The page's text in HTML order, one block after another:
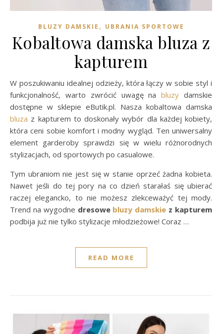
BLUZY DAMSKIE , UBRANIA SPORTOWE
Kobaltowa damska bluza z
kapturem
W poszukiwaniu idealnej odzieży, która łączy w sobie styl i
funkcjonalność, warto zwrócić uwagę nabluzy damskie
dostępne w sklepie eButik.pl. Nasza kobaltowa damska
bluza z kapturem to doskonały wybór dla każdej kobiety,
która ceni sobie komfort i modny wygląd. Ten uniwersalny
element garderoby sprawdzi się w wielu różnorodnych
stylizacjach, od sportowych po casualowe.
Tym ubraniom nie jest się w stanie oprzeć żadna kobieta.
Nawet jeśli do tej pory na co dzień starałaś się ubierać
raczej elegancko, to nie możesz zlekceważyć tej mody.
Trend na wygodne dresowe bluzy damskie z kapturem
podbija już nie tylko stylizacje młodzieżowe! Coraz …
READ MORE